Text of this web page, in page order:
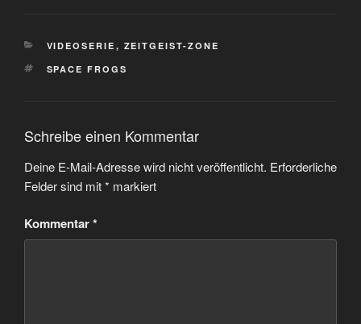
KATEGORIEN
VIDEOSERIE , ZEITGEIST-ZONE
SCHLAGWÖRTER
SPACE FROGS
Schreibe einen Kommentar
Deine E-Mail-Adresse wird nicht veröffentlicht. Erforderliche
Felder sind mit* markiert
Kommentar*